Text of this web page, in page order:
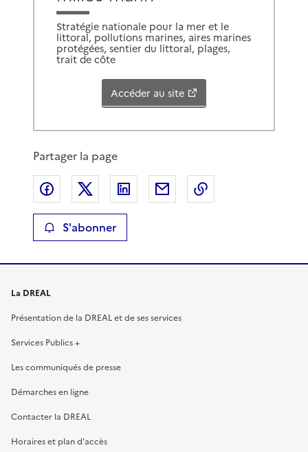
Stratégie nationale pour la mer et le
littoral, pollutions marines, aires marines
protégées, sentier du littoral, plages,
trait de côte
Accéder au site
Partager la page
Partager sur Facebook
Partager sur XPartager sur LinkedIn
Partager par email
S'abonner
La DREAL
Présentation de la DREAL et de ses services
Services Publics +
Les communiqués de presse
Démarches en ligne
Contacter la DREAL
Horaires et plan d’accès